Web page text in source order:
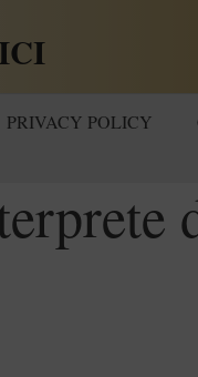
PRIVACY POLICY